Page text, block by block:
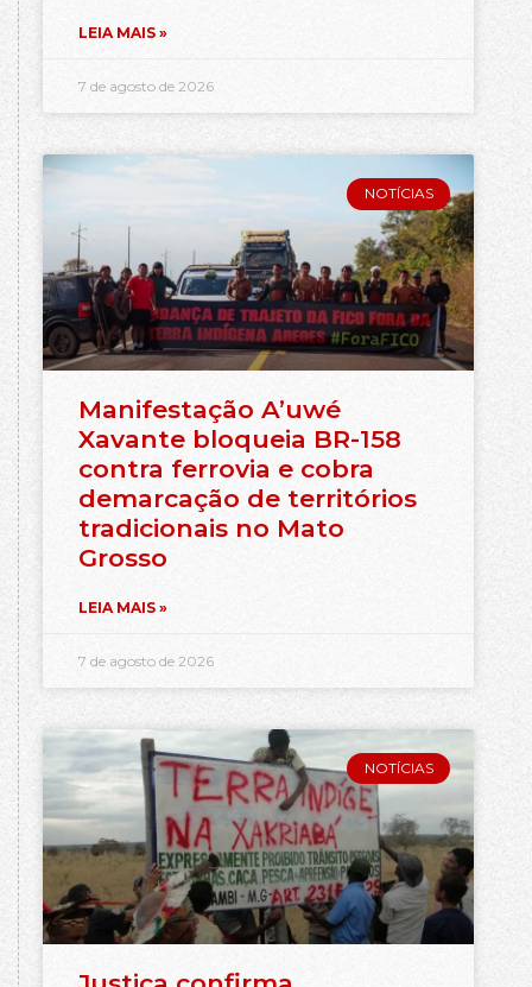
LEIA MAIS »
7 de agosto de 2026
NOTÍCIAS
Manifestação A’uwé
Xavante bloqueia BR-158
contra ferrovia e cobra
demarcação de territórios
tradicionais no Mato
Grosso
LEIA MAIS »
7 de agosto de 2026
NOTÍCIAS